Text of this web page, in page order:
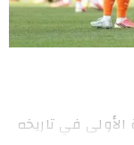
في تاريخه